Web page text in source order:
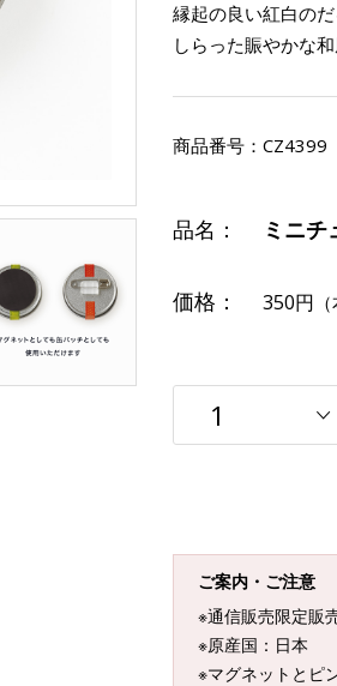
縁起の良い紅白の
しらった賑やかな和
商品番号： CZ4399
品名： ミニ
価格： 350円
ご案内・ご注意
※通信販売限定販
※原産国：日本
※マグネットとピ